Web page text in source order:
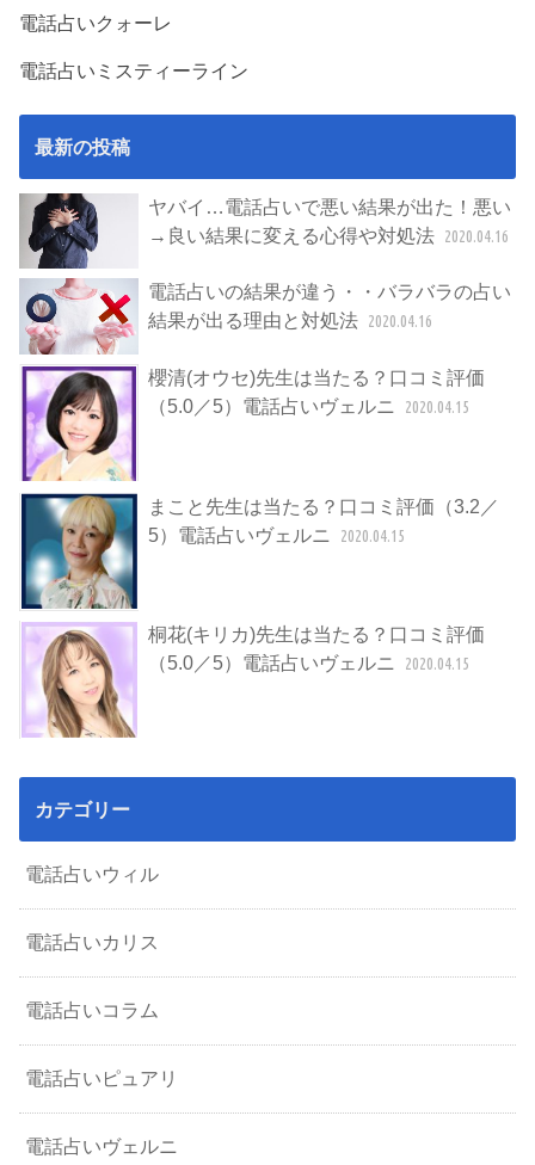
電話占いクォーレ
電話占いミスティーライン
最新の投稿
ヤバイ…電話占いで悪い結果が出た！悪い
→良い結果に変える心得や対処法 2020.04.16
電話占いの結果が違う・・バラバラの占い
結果が出る理由と対処法 2020.04.16
櫻清(オウセ)先生は当たる？口コミ評価
（5.0／5）電話占いヴェルニ
2020.04.15
まこと先生は当たる？口コミ評価（3.2／
5）電話占いヴェルニ
2020.04.15
桐花(キリカ)先生は当たる？口コミ評価
（5.0／5）電話占いヴェルニ
2020.04.15
カテゴリー
電話占いウィル
電話占いカリス
電話占いコラム
電話占いピュアリ
電話占いヴェルニ